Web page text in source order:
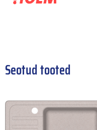
Seotud tooted